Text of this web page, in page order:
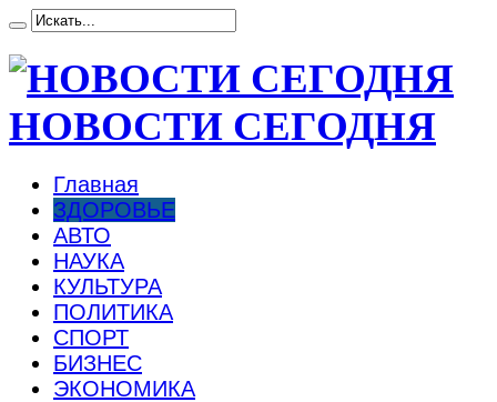
НОВОСТИ СЕГОДНЯ
Главная
ЗДОРОВЬЕ
АВТО
НАУКА
КУЛЬТУРА
ПОЛИТИКА
СПОРТ
БИЗНЕС
ЭКОНОМИКА